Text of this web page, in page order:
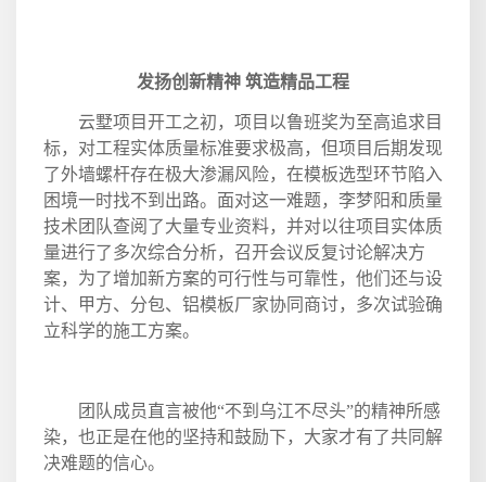
发扬创新精神 筑造精品工程
云墅项目开工之初，项目以鲁班奖为至高追求目
标，对工程实体质量标准要求极高，但项目后期发现
了外墙螺杆存在极大渗漏风险，在模板选型环节陷入
困境一时找不到出路。面对这一难题，李梦阳和质量
技术团队查阅了大量专业资料，并对以往项目实体质
量进行了多次综合分析，召开会议反复讨论解决方
案，为了增加新方案的可行性与可靠性，他们还与设
计、甲方、分包、铝模板厂家协同商讨，多次试验确
立科学的施工方案。
团队成员直言被他“不到乌江不尽头”的精神所感
染，也正是在他的坚持和鼓励下，大家才有了共同解
决难题的信心。